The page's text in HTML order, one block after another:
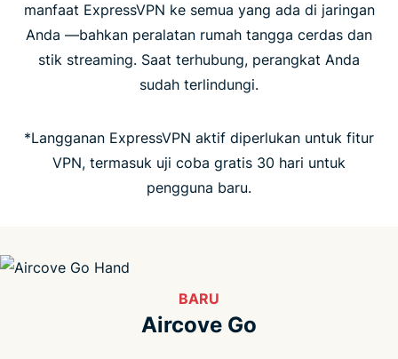
Orang-orang menyukai Aircove
FAQ
manfaat ExpressVPN ke semua yang ada di jaringan
Anda —bahkan peralatan rumah tangga cerdas dan
stik streaming. Saat terhubung, perangkat Anda
sudah terlindungi.
*Langganan ExpressVPN aktif diperlukan untuk fitur
VPN, termasuk uji coba gratis 30 hari untuk
pengguna baru.
BARU
Aircove Go